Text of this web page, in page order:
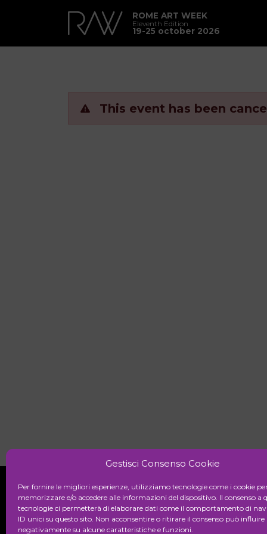
Gestisci Consenso Cookie
Per fornire le migliori esperienze, utilizziamo tecnologie come i cookie
memorizzare e/o accedere alle informazioni del dispositivo. Il consenso a
tecnologie ci permetterà di elaborare dati come il comportamento di
ID unici su questo sito. Non acconsentire o ritirare il consenso può influire
negativamente su alcune caratteristiche e funzioni.
ROME ART WEEK
Eleventh Edition
19-25 october 2026
This event has been
Initiative